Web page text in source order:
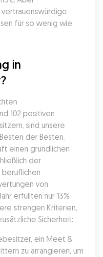
für so wenig wie
in
102 positiven
sind unsere
der Besten.
einen gründlichen
der
beruflichen
von
erfüllten nur 13%
strengen Kriterien,
Sicherheit:
ein Meet &
zu arrangieren, um